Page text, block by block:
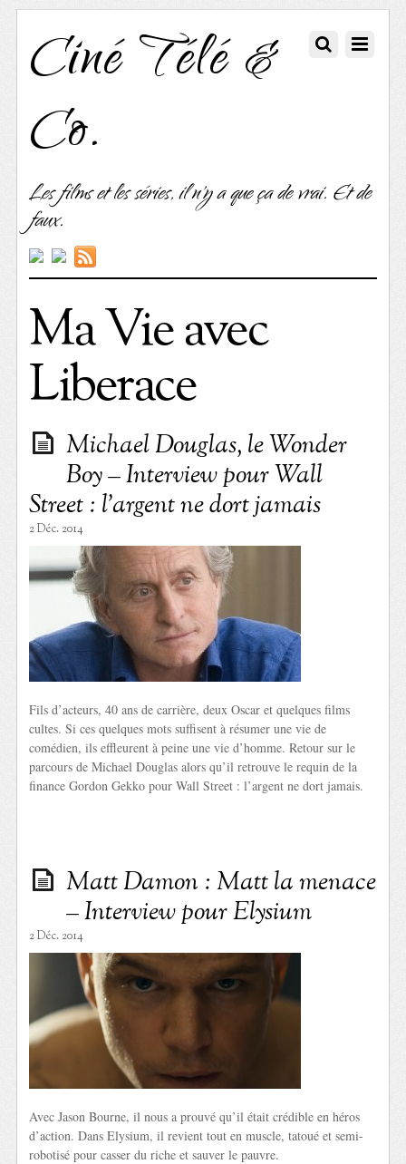
Ciné Télé &
Co.
Les films et les séries, il n'y a que ça de vrai. Et de
faux.
Ma Vie avec
Liberace
Michael Douglas, le Wonder
Boy – Interview pour Wall
Street : l’argent ne dort jamais
2 Déc. 2014
Fils d’acteurs, 40 ans de carrière, deux Oscar et quelques films
cultes. Si ces quelques mots suffisent à résumer une vie de
comédien, ils effleurent à peine une vie d’homme. Retour sur le
parcours de Michael Douglas alors qu’il retrouve le requin de la
finance Gordon Gekko pour Wall Street : l’argent ne dort jamais.
Matt Damon : Matt la menace
– Interview pour Elysium
2 Déc. 2014
Avec Jason Bourne, il nous a prouvé qu’il était crédible en héros
d’action. Dans Elysium, il revient tout en muscle, tatoué et semi-
robotisé pour casser du riche et sauver le pauvre.